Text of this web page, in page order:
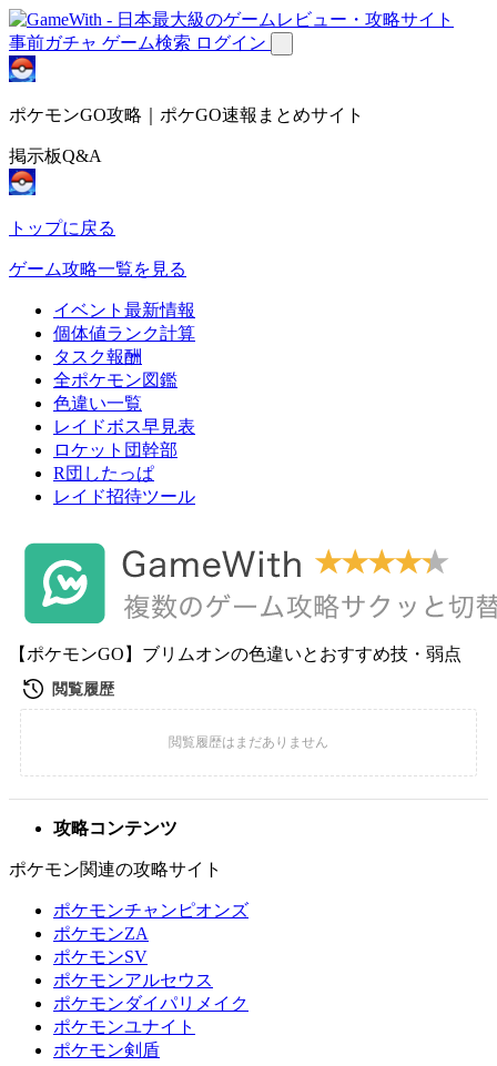
事前ガチャ ゲーム検索 ログイン
ポケモンGO攻略｜ポケGO速報まとめサイト
掲示板Q&A
トップに戻る
ゲーム攻略一覧を見る
イベント最新情報
個体値ランク計算
タスク報酬
全ポケモン図鑑
色違い一覧
レイドボス早見表
ロケット団幹部
R団したっぱ
レイド招待ツール
【ポケモンGO】ブリムオンの色違いとおすすめ技・弱点
攻略コンテンツ
ポケモン関連の攻略サイト
ポケモンチャンピオンズ
ポケモンZA
ポケモンSV
ポケモンアルセウス
ポケモンダイパリメイク
ポケモンユナイト
ポケモン剣盾